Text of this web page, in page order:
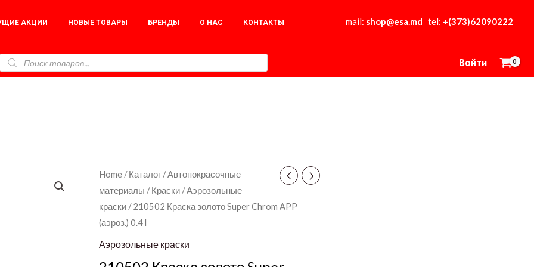
АКЦИИ НОВЫЕ ТОВАРЫ БРЕНДЫ О НАС КОНТАКТЫ mail: shop@esa.md tel: +(373)62090222
Войти
Home /Каталог /Автопокрасочные
материалы /Краски /Аэрозольные
краски / 210502 Краска золото Super Chrom APP
(аэроз.) 0.4 l
Аэрозольные краски
210502
Краска
золото
Super
Chrom
APP